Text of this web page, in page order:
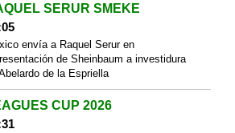
SERUR SMEKE
envía a Raquel Serur en
de Sheinbaum a investidura
de la Espriella
CUP 2026